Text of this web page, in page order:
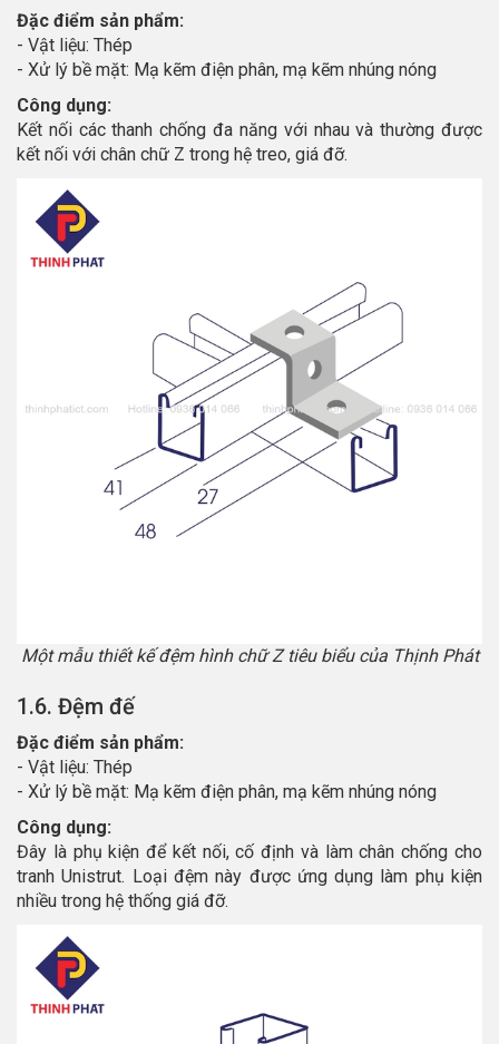
Đặc điểm sản phẩm:
- Vật liệu: Thép
- Xử lý bề mặt: Mạ kẽm điện phân, mạ kẽm nhúng nóng
Công dụng:
Kết nối các thanh chống đa năng với nhau và thường được
kết nối với chân chữ Z trong hệ treo, giá đỡ.
Một mẫu thiết kế đệm hình chữ Z tiêu biểu của Thịnh Phát
1.6. Đệm đế
Đặc điểm sản phẩm:
- Vật liệu: Thép
- Xử lý bề mặt: Mạ kẽm điện phân, mạ kẽm nhúng nóng
Công dụng:
Đây là phụ kiện để kết nối, cố định và làm chân chống cho
tranh Unistrut. Loại đệm này được ứng dụng làm phụ kiện
nhiều trong hệ thống giá đỡ.